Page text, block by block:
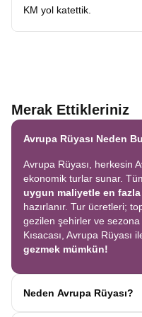
keşfetmenin en keyifli
özel turda Roma,
Alsace Kasabaları
seferde yaşama imkânı
için de ideal bir
Avrupa'nın en
Uzak Doğu Asya
Modernliğin ortasında
yaşantısı ile
kapsayanJaponya Turu
deneyim sunar.
KM yol katettik.
Merak Ettikleriniz
Avrupa Rüyası Neden
Avrupa Rüyası, herkesin
ekonomik turlar sunar.
uygun maliyetle en
hazırlanır. Tur ücretleri;
gezilen şehirler ve
Kısacası, Avrupa Rüyası
gezmek mümkün!
Neden Avrupa Rüyası?